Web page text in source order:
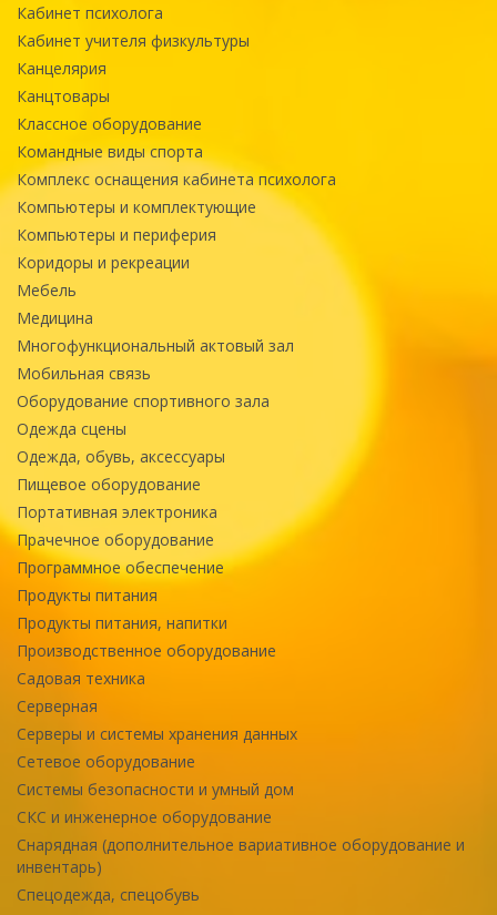
Кабинет психолога
Кабинет учителя физкультуры
Канцелярия
Канцтовары
Классное оборудование
Командные виды спорта
Комплекс оснащения кабинета психолога
Компьютеры и комплектующие
Компьютеры и периферия
Коридоры и рекреации
Мебель
Медицина
Многофункциональный актовый зал
Мобильная связь
Оборудование спортивного зала
Одежда сцены
Одежда, обувь, аксессуары
Пищевое оборудование
Портативная электроника
Прачечное оборудование
Программное обеспечение
Продукты питания
Продукты питания, напитки
Производственное оборудование
Садовая техника
Серверная
Серверы и системы хранения данных
Сетевое оборудование
Системы безопасности и умный дом
СКС и инженерное оборудование
Снарядная (дополнительное вариативное оборудование и
инвентарь)
Спецодежда, спецобувь